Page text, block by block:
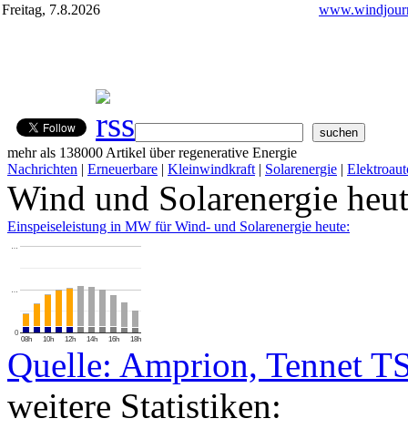
Freitag, 7.8.2026
mehr als 138000 Artikel über regenerative Energie
Nachrichten | Erneuerbare | Kleinwindkraft | Solarenergie |
Wind und Solarenergie
Einspeiseleistung in MW für Wind- und Solarenergie heute:
08h 10h 12h 14h 16h 18h
0
…
…
Quelle: Amprion, Tennet
weitere Statistiken: